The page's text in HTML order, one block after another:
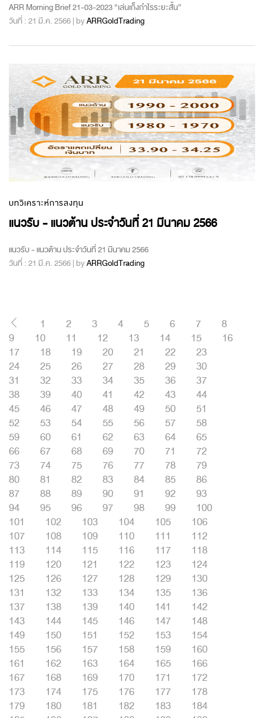
ARR Morning Brief 21-03-2023 “เล่นเก็งกำไรระยะสั้น”
วันที่ : 21 มี.ค. 2566 | byARRGoldTrading
บทวิเคราะห์การลงทุน
แนวรับ - แนวต้าน ประจำวันที่ 21 มีนาคม 2566
แนวรับ - แนวต้าน ประจำวันที่ 21 มีนาคม 2566
วันที่ : 21 มี.ค. 2566 | byARRGoldTrading
1 2 3 4 5 6 7
8
9
10 11 12 13 14 15
16
17
18 19 20 21 22
23
24
25 26 27 28 29
30
31
32 33 34 35 36
37
38
39 40 41 42 43
44
45
46 47 48 49 50
51
52
53 54 55 56 57
58
59
60 61 62 63 64
65
66
67 68 69 70 71
72
73
74 75 76 77 78
79
80
81 82 83 84 85
86
87
88 89 90 91 92
93
94
95 96 97 98 99
100
101
102 103 104 105
106
107
108 109 110 111
112
113
114 115 116 117
118
119
120 121 122 123
124
125
126 127 128 129
130
131
132 133 134 135
136
137
138 139 140 141
142
143
144 145 146 147
148
149
150 151 152 153
154
155
156 157 158 159
160
161
162 163 164 165
166
167
168 169 170 171
172
173
174 175 176 177
178
179
180 181 182 183
184